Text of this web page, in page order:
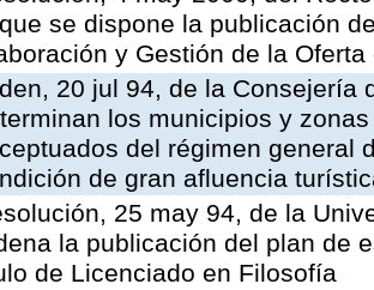
se dispone la publicación
y Gestión de la
20 jul 94, de la Consejería
los municipios y
del régimen general
de gran afluencia
25 may 94, de la
la publicación del plan de
de Licenciado en Filosofía